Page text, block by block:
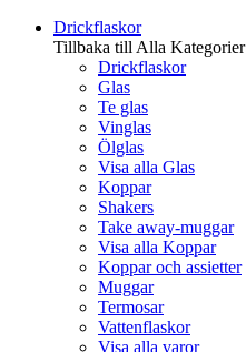
Drickflaskor
Tillbaka till Alla Kategorier
Drickflaskor
Glas
Te glas
Vinglas
Ölglas
Visa alla Glas
Koppar
Shakers
Take away-muggar
Visa alla Koppar
Koppar och assietter
Muggar
Termosar
Vattenflaskor
Visa alla varor